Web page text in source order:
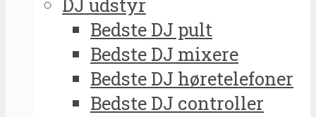
Bedste DJ pult
Bedste DJ mixere
Bedste DJ høretelefoner
Bedste DJ controller